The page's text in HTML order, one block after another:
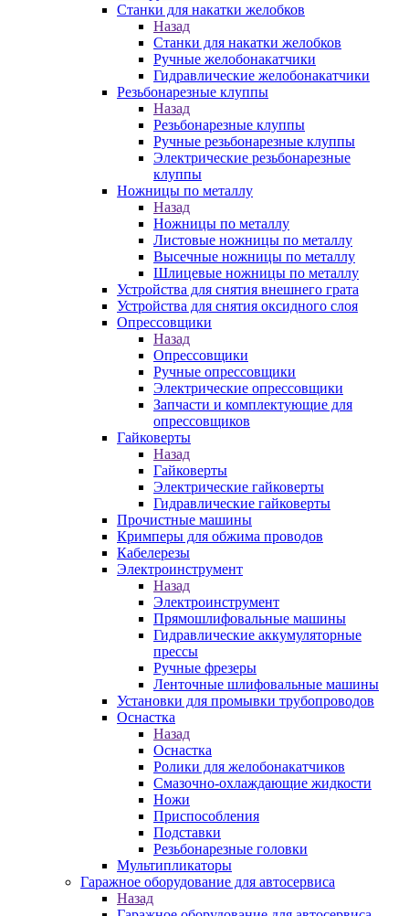
Станки для накатки желобков
Назад
Станки для накатки желобков
Ручные желобонакатчики
Гидравлические желобонакатчики
Резьбонарезные клуппы
Назад
Резьбонарезные клуппы
Ручные резьбонарезные клуппы
Электрические резьбонарезные
клуппы
Ножницы по металлу
Назад
Ножницы по металлу
Листовые ножницы по металлу
Высечные ножницы по металлу
Шлицевые ножницы по металлу
Устройства для снятия внешнего грата
Устройства для снятия оксидного слоя
Опрессовщики
Назад
Опрессовщики
Ручные опрессовщики
Электрические опрессовщики
Запчасти и комплектующие для
опрессовщиков
Гайковерты
Назад
Гайковерты
Электрические гайковерты
Гидравлические гайковерты
Прочистные машины
Кримперы для обжима проводов
Кабелерезы
Электроинструмент
Назад
Электроинструмент
Прямошлифовальные машины
Гидравлические аккумуляторные
прессы
Ручные фрезеры
Ленточные шлифовальные машины
Установки для промывки трубопроводов
Оснастка
Назад
Оснастка
Ролики для желобонакатчиков
Смазочно-охлаждающие жидкости
Ножи
Приспособления
Подставки
Резьбонарезные головки
Мультипликаторы
Гаражное оборудование для автосервиса
Назад